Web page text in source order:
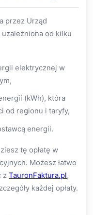
przez Urząd
od kilku
elektrycznej w
(kWh), która
od regionu i taryfy,
energii.
tę opłatę w
Możesz łatwo
z TauronFaktura.pl,
każdej opłaty.